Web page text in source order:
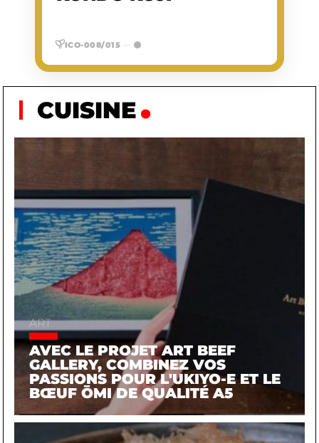
ICO-008/015 —
CUISINE
ART
AVEC LE PROJET ART BEEF
GALLERY, COMBINEZ VOS
PASSIONS POUR L'UKIYO-E ET LE
BŒUF ŌMI DE QUALITÉ A5